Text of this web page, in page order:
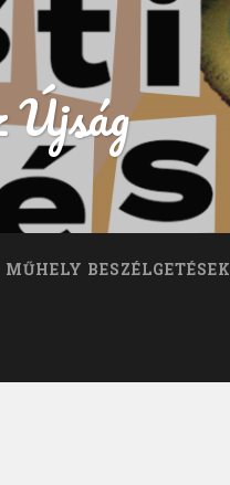
Újság
MŰHELY BESZÉLGETÉSEK